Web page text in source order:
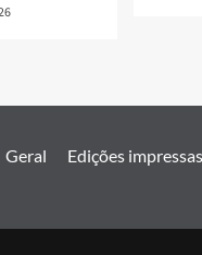
Geral Edições impressas